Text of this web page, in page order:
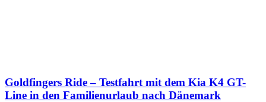
Goldfingers Ride – Testfahrt mit dem Kia K4 GT-
Line in den Familienurlaub nach Dänemark